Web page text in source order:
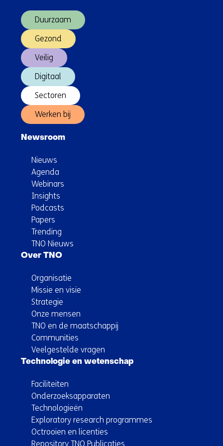
Duurzaam
Gezond
Veilig
Digitaal
Sectoren
Werken bij
Newsroom
Nieuws
Agenda
Webinars
Insights
Podcasts
Papers
Trending
TNO Nieuws
Over TNO
Organisatie
Missie en visie
Strategie
Onze mensen
TNO en de maatschappij
Communities
Veelgestelde vragen
Technologie en wetenschap
Faciliteiten
Onderzoeksapparaten
Technologieën
Exploratory research programmes
Octrooien en licenties
Repository TNO Publicaties